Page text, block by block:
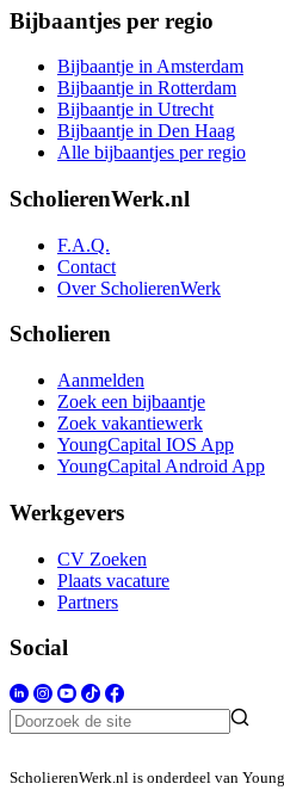
Bijbaantjes per regio
Bijbaantje in Amsterdam
Bijbaantje in Rotterdam
Bijbaantje in Utrecht
Bijbaantje in Den Haag
Alle bijbaantjes per regio
ScholierenWerk.nl
F.A.Q.
Contact
Over ScholierenWerk
Scholieren
Aanmelden
Zoek een bijbaantje
Zoek vakantiewerk
YoungCapital IOS App
YoungCapital Android App
Werkgevers
CV Zoeken
Plaats vacature
Partners
Social
ScholierenWerk.nl is onderdeel van